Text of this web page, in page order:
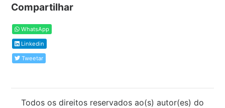
Compartilhar
WhatsApp
Linkedin
Tweetar
Todos os direitos reservados ao(s) autor(es) do